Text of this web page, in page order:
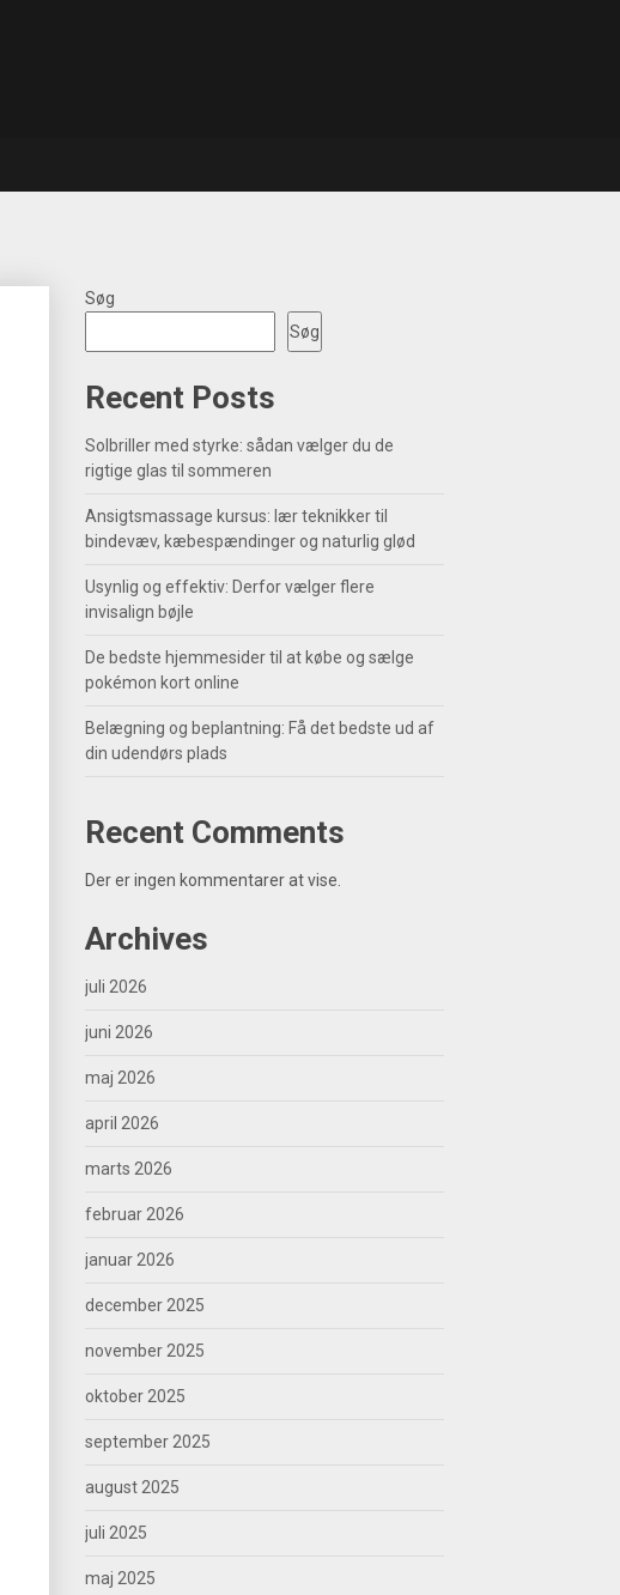
Søg
Søg
Recent Posts
Solbriller med styrke: sådan vælger du de
rigtige glas til sommeren
Ansigtsmassage kursus: lær teknikker til
bindevæv, kæbespændinger og naturlig glød
Usynlig og effektiv: Derfor vælger flere
invisalign bøjle
De bedste hjemmesider til at købe og sælge
pokémon kort online
Belægning og beplantning: Få det bedste ud af
din udendørs plads
Recent Comments
Der er ingen kommentarer at vise.
Archives
juli 2026
juni 2026
maj 2026
april 2026
marts 2026
februar 2026
januar 2026
december 2025
november 2025
oktober 2025
september 2025
august 2025
juli 2025
maj 2025